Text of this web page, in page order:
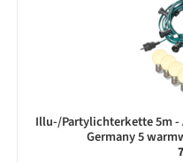
Illu-/Partylichterkette 5m
Germany 5